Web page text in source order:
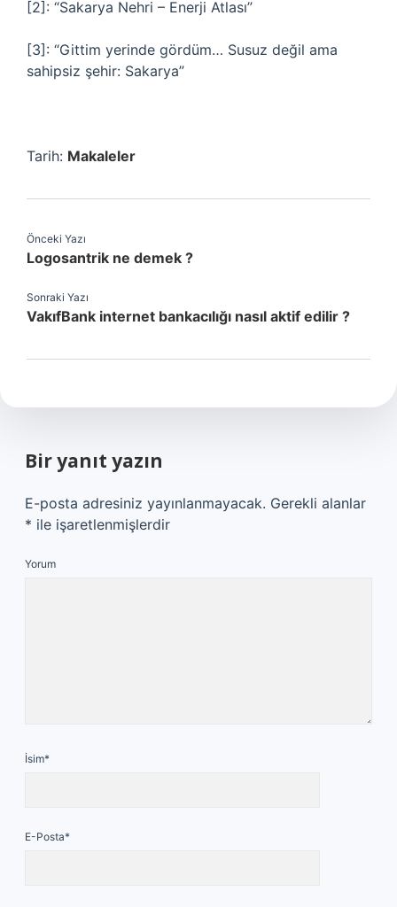
[2]: “Sakarya Nehri – Enerji Atlası”
[3]: “Gittim yerinde gördüm… Susuz değil ama
sahipsiz şehir: Sakarya”
Tarih: Makaleler
Önceki Yazı
Logosantrik ne demek ?
Sonraki Yazı
VakıfBank internet bankacılığı nasıl aktif edilir ?
Bir yanıt yazın
E-posta adresiniz yayınlanmayacak. Gerekli alanlar
* ile işaretlenmişlerdir
Yorum
İsim*
E-Posta*